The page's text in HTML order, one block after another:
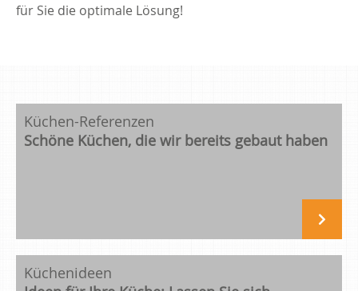
für Sie die optimale Lösung!
Küchen-Referenzen
Schöne Küchen, die wir bereits gebaut haben
Küchenideen